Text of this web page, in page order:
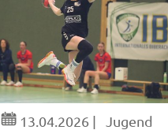
13.04.2026 |
Jugend